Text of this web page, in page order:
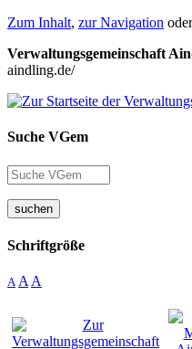
Zum Inhalt, zur Navigation
Verwaltungsgemeinschaft
aindling.de/
Suche VGem
suchen
Schriftgröße
A A A